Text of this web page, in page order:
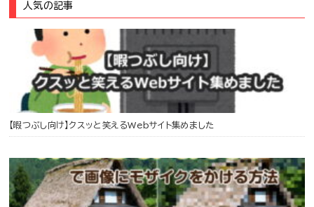
人気の記事
【暇つぶし向け】クスッと笑えるWebサイト集めました